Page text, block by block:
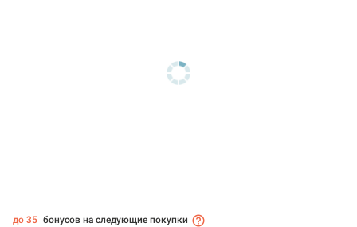
до 35 бонусов на следующие покупки